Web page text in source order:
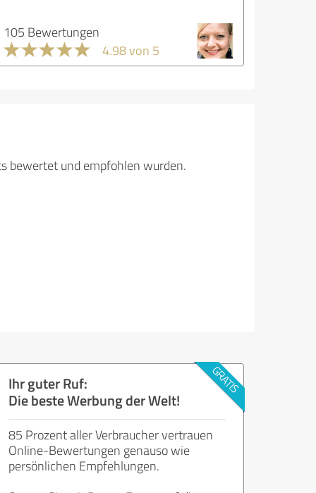
105 Bewertungen
4.98 von 5
bewertet und empfohlen wurden.
Ihr guter Ruf:
Die beste Werbung der Welt!
85 Prozent aller Verbraucher vertrauen
Online-Bewertungen genauso wie
persönlichen Empfehlungen.